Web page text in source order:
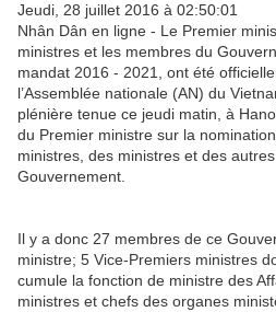
Jeudi, 28 juillet 2016 à 02:50:01
Nhân Dân en ligne - Le Premier
ministres et les membres du
mandat 2016 - 2021, ont été
l’Assemblée nationale (AN) du
plénière tenue ce jeudi matin, à
du Premier ministre sur la
ministres, des ministres et des
Gouvernement.
Il y a donc 27 membres de ce
ministre; 5 Vice-Premiers ministres
cumule la fonction de ministre des
ministres et chefs des organes